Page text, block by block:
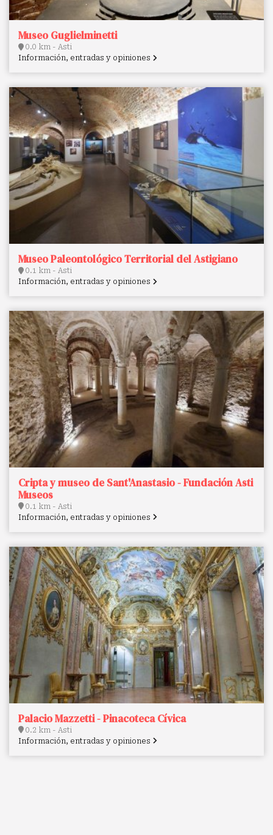
Museo Guglielminetti
0.0 km - Asti
Información, entradas y opiniones
Museo Paleontológico Territorial del Astigiano
0.1 km - Asti
Información, entradas y opiniones
Cripta y museo de Sant'Anastasio - Fundación Asti
Museos
0.1 km - Asti
Información, entradas y opiniones
Palacio Mazzetti - Pinacoteca Cívica
0.2 km - Asti
Información, entradas y opiniones